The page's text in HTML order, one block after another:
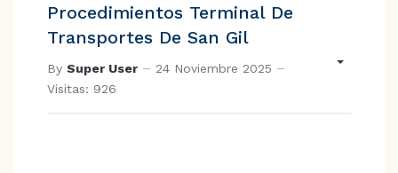
Procedimientos Terminal De
Transportes De San Gil
By Super User
24 Noviembre 2025
Visitas: 926